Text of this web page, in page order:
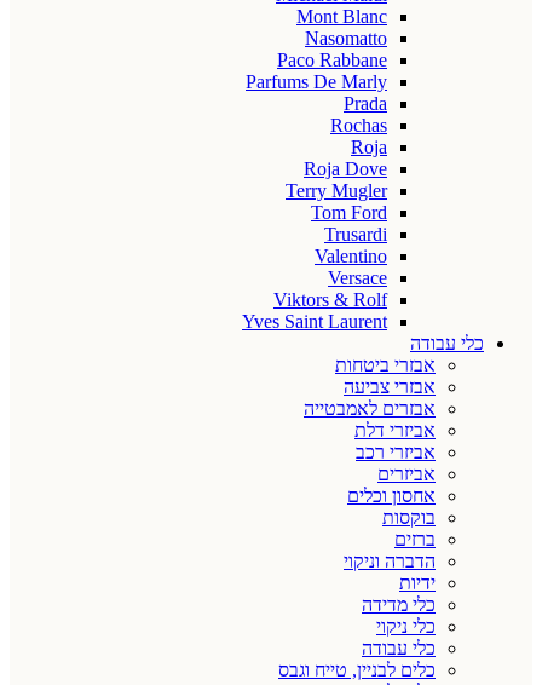
Mont Blanc
Nasomatto
Paco Rabbane
Parfums De Marly
Prada
Rochas
Roja
Roja Dove
Terry Mugler
Tom Ford
Trusardi
Valentino
Versace
Viktors & Rolf
Yves Saint Laurent
כלי עבודה
אבזרי ביטחות
אבזרי צביעה
אבזרים לאמבטייה
אביזרי דלת
אביזרי רכב
אביזרים
אחסון וכלים
בוקסות
ברזים
הדברה וניקוי
ידיות
כלי מדידה
כלי ניקוי
כלי עבודה
כלים לבניין, טייח וגבס